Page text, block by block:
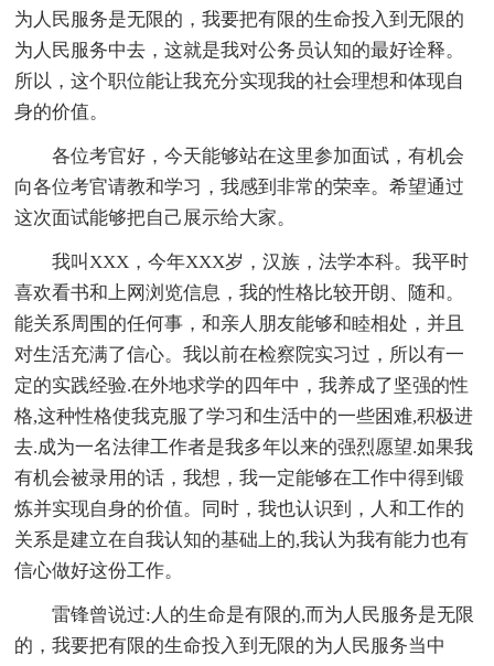
为人民服务是无限的，我要把有限的生命投入到无限的
为人民服务中去，这就是我对公务员认知的最好诠释。
所以，这个职位能让我充分实现我的社会理想和体现自
身的价值。
各位考官好，今天能够站在这里参加面试，有机会
向各位考官请教和学习，我感到非常的荣幸。希望通过
这次面试能够把自己展示给大家。
我叫XXX，今年XXX岁，汉族，法学本科。我平时
喜欢看书和上网浏览信息，我的性格比较开朗、随和。
能关系周围的任何事，和亲人朋友能够和睦相处，并且
对生活充满了信心。我以前在检察院实习过，所以有一
定的实践经验.在外地求学的四年中，我养成了坚强的性
格,这种性格使我克服了学习和生活中的一些困难,积极进
去.成为一名法律工作者是我多年以来的强烈愿望.如果我
有机会被录用的话，我想，我一定能够在工作中得到锻
炼并实现自身的价值。同时，我也认识到，人和工作的
关系是建立在自我认知的基础上的,我认为我有能力也有
信心做好这份工作。
雷锋曾说过:人的生命是有限的,而为人民服务是无限
的，我要把有限的生命投入到无限的为人民服务当中